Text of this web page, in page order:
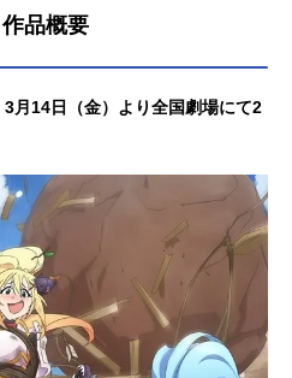
品概要
月14日（金）より全国劇場にて2